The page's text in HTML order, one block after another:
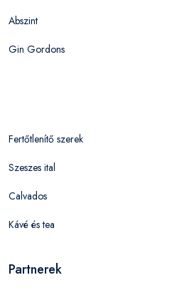
Abszint
Gin Gordons
Fertőtlenítő szerek
Szeszes ital
Calvados
Kávé és tea
Partnerek